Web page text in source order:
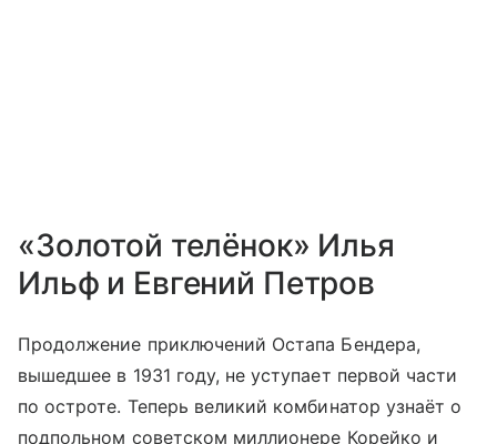
«Золотой телёнок» Илья
Ильф и Евгений Петров
Продолжение приключений Остапа Бендера,
вышедшее в 1931 году, не уступает первой части
по остроте. Теперь великий комбинатор узнаёт о
подпольном советском миллионере Корейко и